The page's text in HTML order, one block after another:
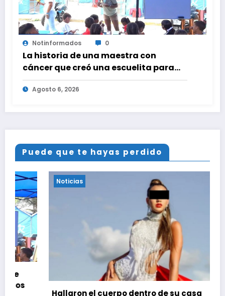
Notinformados 0
La historia de una maestra con
cáncer que creó una escuelita para
niños damnificados en La Guaira
Agosto 6, 2026
Puede que te hayas perdido
Noticias
Hallaron el cuerpo dentro de su casa